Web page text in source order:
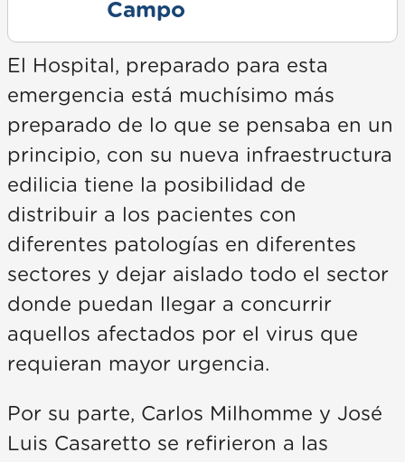
Campo
El Hospital, preparado para esta
emergencia está muchísimo más
preparado de lo que se pensaba en un
principio, con su nueva infraestructura
edilicia tiene la posibilidad de
distribuir a los pacientes con
diferentes patologías en diferentes
sectores y dejar aislado todo el sector
donde puedan llegar a concurrir
aquellos afectados por el virus que
requieran mayor urgencia.
Por su parte, Carlos Milhomme y José
Luis Casaretto se refirieron a las